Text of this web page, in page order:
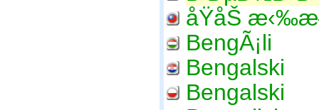
å­ŸåŠ
BengÃ¡li
Bengalski
Bengalski